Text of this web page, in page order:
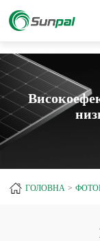
ГОЛОВНА